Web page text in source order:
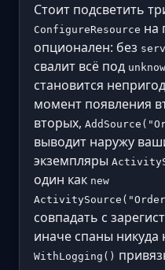
Стоит подсветить
ConfigureResource на
опционален: без
свалит всё под
становится
момент появления
вторых,
выводит наружу
экземпляры
один как new
совпадать с
иначе спаны никуда
WithLogging()